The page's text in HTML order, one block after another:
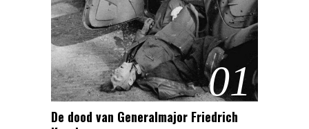
01
De dood van Generalmajor Friedrich